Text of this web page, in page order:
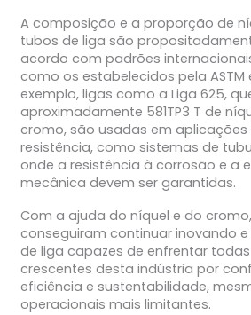
A composição e a proporção de
tubos de liga são
acordo com padrões
como os estabelecidos pela ASTM
exemplo, ligas como a Liga 625,
aproximadamente 581TP3 T de
cromo, são usadas em aplicações
resistência, como sistemas de
onde a resistência à corrosão e a
mecânica devem ser garantidas.
Com a ajuda do níquel e do
conseguiram continuar inovando
de liga capazes de enfrentar
crescentes desta indústria por
eficiência e sustentabilidade,
operacionais mais limitantes.